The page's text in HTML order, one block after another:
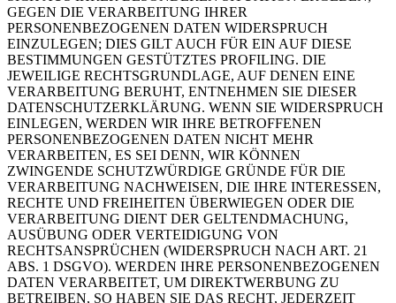
GEGEN DIE VERARBEITUNG IHRER
PERSONENBEZOGENEN DATEN WIDERSPRUCH
EINZULEGEN; DIES GILT AUCH FÜR EIN AUF DIESE
BESTIMMUNGEN GESTÜTZTES PROFILING. DIE
JEWEILIGE RECHTSGRUNDLAGE, AUF DENEN EINE
VERARBEITUNG BERUHT, ENTNEHMEN SIE DIESER
DATENSCHUTZERKLÄRUNG. WENN SIE WIDERSPRUCH
EINLEGEN, WERDEN WIR IHRE BETROFFENEN
PERSONENBEZOGENEN DATEN NICHT MEHR
VERARBEITEN, ES SEI DENN, WIR KÖNNEN
ZWINGENDE SCHUTZWÜRDIGE GRÜNDE FÜR DIE
VERARBEITUNG NACHWEISEN, DIE IHRE INTERESSEN,
RECHTE UND FREIHEITEN ÜBERWIEGEN ODER DIE
VERARBEITUNG DIENT DER GELTENDMACHUNG,
AUSÜBUNG ODER VERTEIDIGUNG VON
RECHTSANSPRÜCHEN (WIDERSPRUCH NACH ART. 21
ABS. 1 DSGVO). WERDEN IHRE PERSONENBEZOGENEN
DATEN VERARBEITET, UM DIREKTWERBUNG ZU
BETREIBEN, SO HABEN SIE DAS RECHT, JEDERZEIT